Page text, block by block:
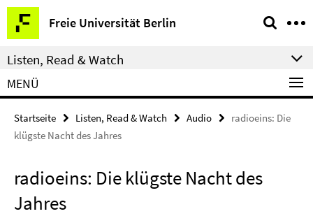
Springe
direkt
zu
Inhalt
Freie Universität Berlin
Service-
Navigation
Listen, Read & Watch
MENÜ
Startseite Listen, Read & Watch Audio
radioeins: Die
klügste Nacht des Jahres
radioeins: Die klügste Nacht des
Jahres